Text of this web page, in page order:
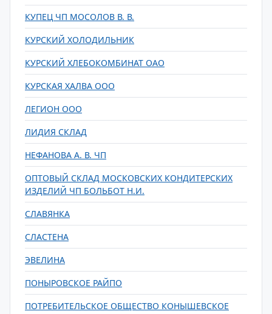
КУПЕЦ ЧП МОСОЛОВ В. В.
КУРСКИЙ ХОЛОДИЛЬНИК
КУРСКИЙ ХЛЕБОКОМБИНАТ ОАО
КУРСКАЯ ХАЛВА ООО
ЛЕГИОН ООО
ЛИДИЯ СКЛАД
НЕФАНОВА А. В. ЧП
ОПТОВЫЙ СКЛАД МОСКОВСКИХ КОНДИТЕРСКИХ
ИЗДЕЛИЙ ЧП БОЛЬБОТ Н.И.
СЛАВЯНКА
СЛАСТЕНА
ЭВЕЛИНА
ПОНЫРОВСКОЕ РАЙПО
ПОТРЕБИТЕЛЬСКОЕ ОБЩЕСТВО КОНЫШЕВСКОЕ